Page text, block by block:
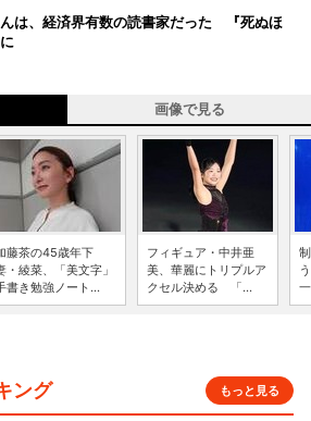
は、経済界有数の読書家だった 『死ぬほ
画像で見る
藤茶の45歳年下
・綾菜、「美文字」
書き勉強ノート...
フィギュア・中井亜
美、華麗にトリプルア
クセル決める 「...
ング もっと見る